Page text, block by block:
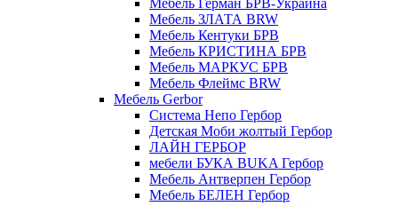
Мебель ЗЛАТА BRW
Мебель Кентуки БРВ
Мебель КРИСТИНА БРВ
Мебель МАРКУС БРВ
Мебель Флеймс BRW
Мебель Gerbor
Cистема Непо Гербор
Детская Моби жолтый Гербор
ЛАЙН ГЕРБОР
мебели БУКА BUKA Гербор
Мебель Антверпен Гербор
Мебель БЕЛЕН Гербор